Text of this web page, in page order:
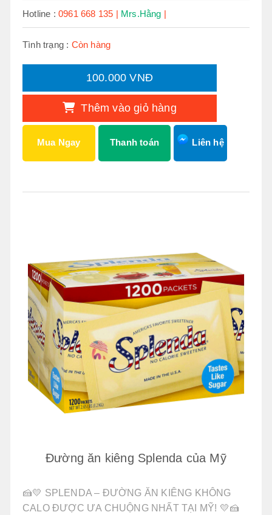
Hotline :0961 668 135 | Mrs.Hằng |
Tình trạng : Còn hàng
100.000 VNĐ
Thêm vào giỏ hàng
Mua Ngay Thanh toán Liên hệ
Đường ăn kiêng Splenda của Mỹ
🍰💛 SPLENDA – ĐƯỜNG ĂN KIÊNG KHÔNG
CALO ĐƯỢC ƯA CHUỘNG NHẤT TẠI MỸ! 💛🍰